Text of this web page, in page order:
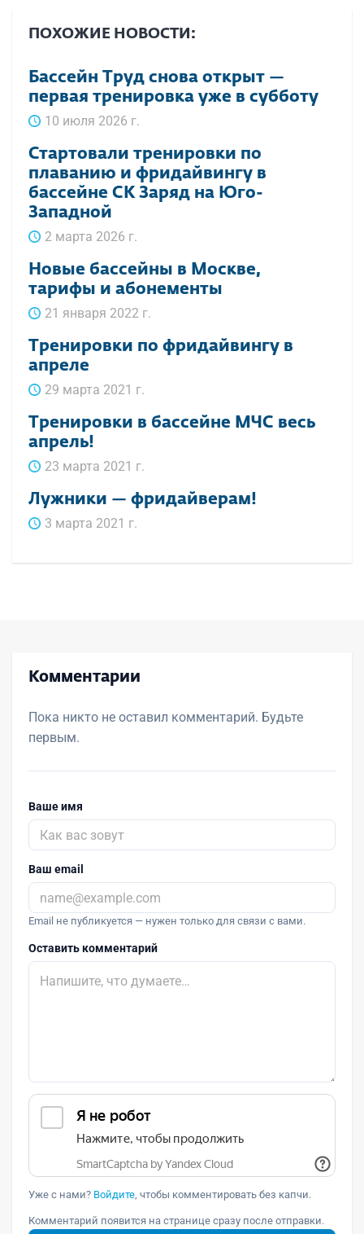
ПОХОЖИЕ НОВОСТИ:
Бассейн Труд снова открыт —
первая тренировка уже в субботу
10 июля 2026 г.
Стартовали тренировки по
плаванию и фридайвингу в
бассейне СК Заряд на Юго-
Западной
2 марта 2026 г.
Новые бассейны в Москве,
тарифы и абонементы
21 января 2022 г.
Тренировки по фридайвингу в
апреле
29 марта 2021 г.
Тренировки в бассейне МЧС весь
апрель!
23 марта 2021 г.
Лужники — фридайверам!
3 марта 2021 г.
Комментарии
Пока никто не оставил комментарий. Будьте
первым.
Ваше имя
Ваш email
Email не публикуется — нужен только для связи с вами.
Оставить комментарий
Уже с нами? Войдите, чтобы комментировать без капчи.
Комментарий появится на странице сразу после отправки.